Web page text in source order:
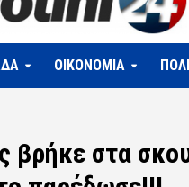
OIKONOMIA
βρήκε στα